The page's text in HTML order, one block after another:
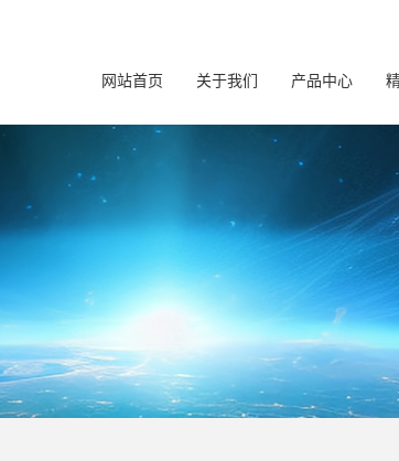
网站首页 关于我们 产品中心